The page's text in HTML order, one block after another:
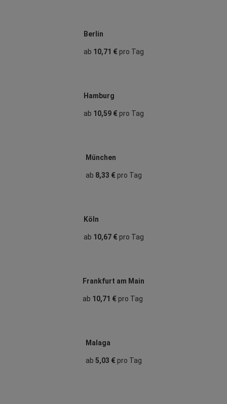
Berlin
ab 10,71 €pro Tag
Hamburg
ab 10,59 €pro Tag
München
ab 8,33 €pro Tag
Köln
ab 10,67 €pro Tag
Frankfurt am Main
ab 10,71 € pro Tag
Malaga
ab 5,03 €pro Tag